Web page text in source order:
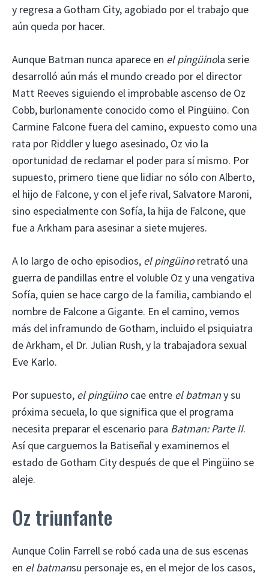
y regresa a Gotham City, agobiado por el trabajo que
aún queda por hacer.
Aunque Batman nunca aparece en el pingüinola serie
desarrolló aún más el mundo creado por el director
Matt Reeves siguiendo el improbable ascenso de Oz
Cobb, burlonamente conocido como el Pingüino. Con
Carmine Falcone fuera del camino, expuesto como una
rata por Riddler y luego asesinado, Oz vio la
oportunidad de reclamar el poder para sí mismo. Por
supuesto, primero tiene que lidiar no sólo con Alberto,
el hijo de Falcone, y con el jefe rival, Salvatore Maroni,
sino especialmente con Sofía, la hija de Falcone, que
fue a Arkham para asesinar a siete mujeres.
A lo largo de ocho episodios, el pingüinoretrató una
guerra de pandillas entre el voluble Oz y una vengativa
Sofía, quien se hace cargo de la familia, cambiando el
nombre de Falcone a Gigante. En el camino, vemos
más del inframundo de Gotham, incluido el psiquiatra
de Arkham, el Dr. Julian Rush, y la trabajadora sexual
Eve Karlo.
Por supuesto, el pingüinocae entre el batmany su
próxima secuela, lo que significa que el programa
necesita preparar el escenario para Batman: Parte II.
Así que carguemos la Batiseñal y examinemos el
estado de Gotham City después de que el Pingüino se
aleje.
Oz triunfante
Aunque Colin Farrell se robó cada una de sus escenas
en el batmansu personaje es, en el mejor de los casos,